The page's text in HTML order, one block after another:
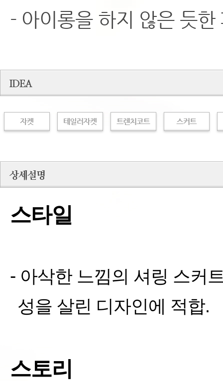
- 아이롱을 하지 않은 듯
스타일
- 아삭한 느낌의 셔링 스커
성을 살린 디자인에 적합.
스토리